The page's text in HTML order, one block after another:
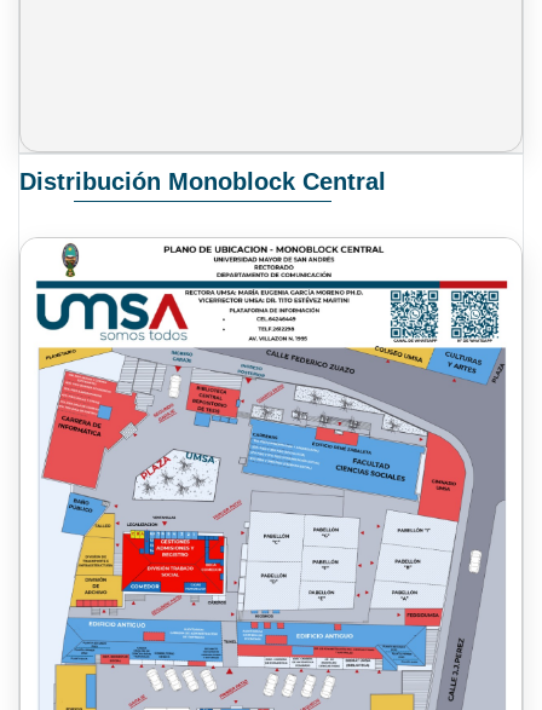
Distribución Monoblock Central